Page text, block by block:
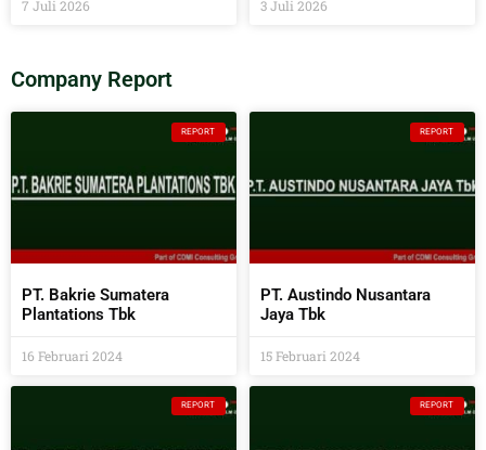
7 Juli 2026 3 Juli 2026
Company Report
REPORT
PT. Bakrie Sumatera
Plantations Tbk
16 Februari 2024
REPORT
PT. Austindo Nusantara
Jaya Tbk
15 Februari 2024
REPORT REPORT